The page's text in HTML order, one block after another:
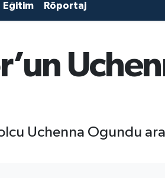
Eğitim Röportaj
Uchenna Ogundu